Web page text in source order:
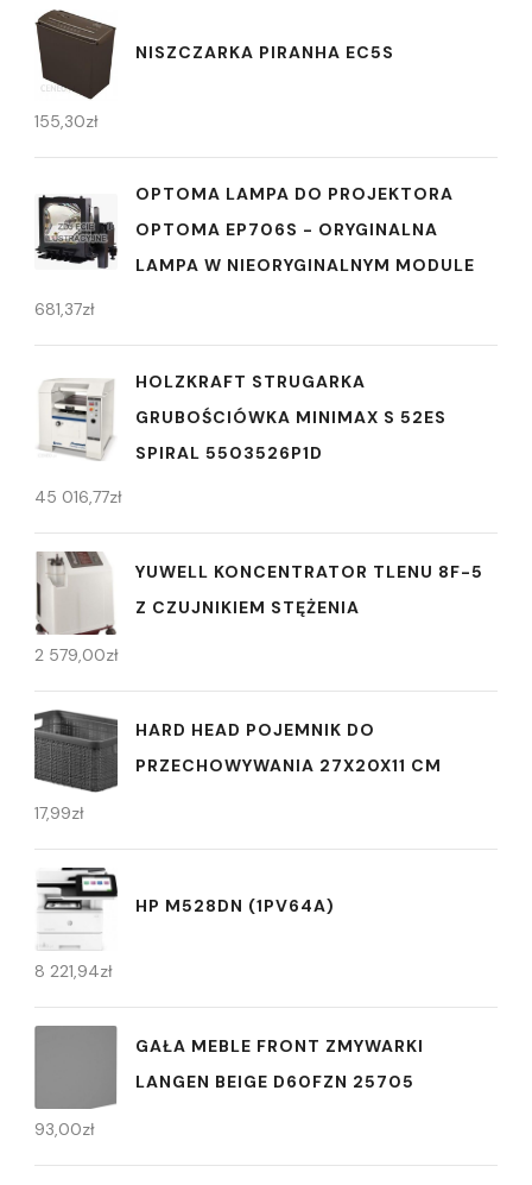
NISZCZARKA PIRANHA EC5S
155,30zł
OPTOMA LAMPA DO PROJEKTORA
OPTOMA EP706S - ORYGINALNA
LAMPA W NIEORYGINALNYM MODULE
681,37zł
HOLZKRAFT STRUGARKA
GRUBOŚCIÓWKA MINIMAX S 52ES
SPIRAL 5503526P1D
45 016,77zł
YUWELL KONCENTRATOR TLENU 8F-5
Z CZUJNIKIEM STĘŻENIA
2 579,00zł
HARD HEAD POJEMNIK DO
PRZECHOWYWANIA 27X20X11 CM
17,99zł
HP M528DN (1PV64A)
8 221,94zł
GAŁA MEBLE FRONT ZMYWARKI
LANGEN BEIGE D60FZN 25705
93,00zł